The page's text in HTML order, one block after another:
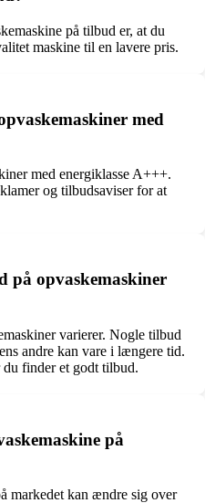
på tilbud er, at du
maskine til en lavere pris.
med
med energiklasse A+++.
og tilbudsaviser for at
på opvaskemaskiner
varierer. Nogle tilbud
andre kan vare i længere tid.
finder et godt tilbud.
på
markedet kan ændre sig over